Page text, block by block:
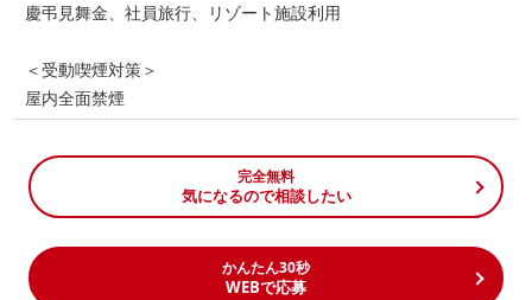
慶弔見舞金、社員旅行、リゾート施設利用
＜受動喫煙対策＞
屋内全面禁煙
完全無料
気になるので相談したい
かんたん30秒
WEBで応募